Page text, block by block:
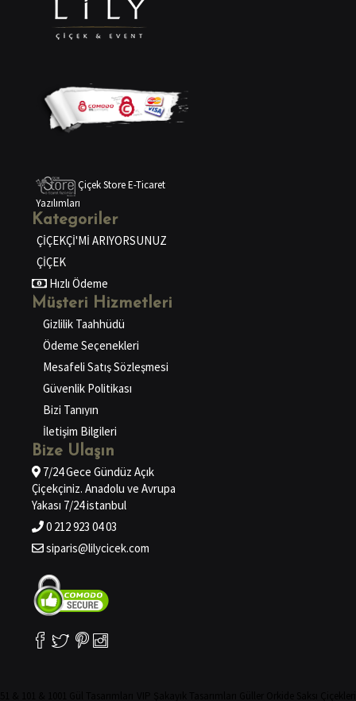
Çiçek Store E-Ticaret
Yazılımları
Kategoriler
ÇİÇEKÇİ'Mİ ARIYORSUNUZ
ÇİÇEK
Hızlı Ödeme
Müşteri Hizmetleri
Gizlilik Taahhüdü
Ödeme Seçenekleri
Mesafeli Satış Sözleşmesi
Güvenlik Politikası
Bizi Tanıyın
İletişim Bilgileri
Bize Ulaşın
7/24 Gece Gündüz Açık
Çiçekçiniz. Anadolu ve Avrupa
Yakası 7/24 istanbul
0 212 923 04 03
siparis@lilycicek.com